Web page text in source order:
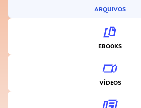
ARQUIVOS
EBOOKS
VÍDEOS